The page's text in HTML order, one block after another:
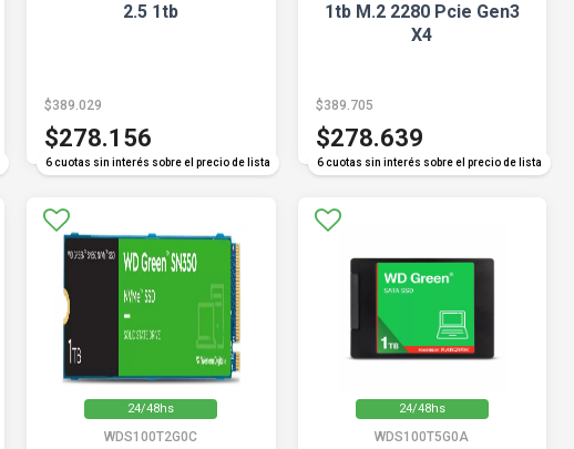
2.5 1tb
6 cuotas sin interés sobre el precio de lista
$389.029
$278.156
1tb M.2 2280 Pcie Gen3
X4
6 cuotas sin interés sobre el precio de lista
$389.705
$278.639
24/48hs
WDS100T2G0C
24/48hs
WDS100T5G0A